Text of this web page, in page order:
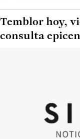
Temblor hoy,
consulta